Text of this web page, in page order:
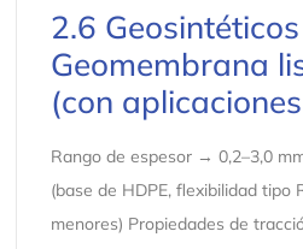
2.6
Geomembrana
(con
Rango de espesor → 0,2–3,0
(base de HDPE, flexibilidad tipo
menores) Propiedades de